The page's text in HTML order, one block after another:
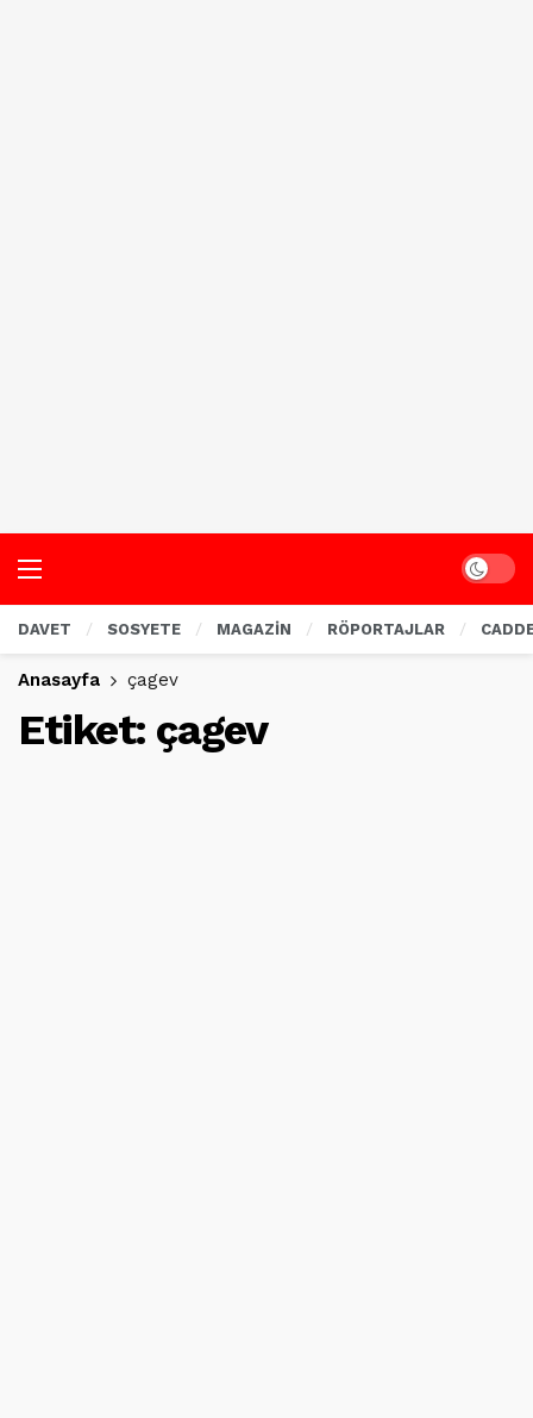
Dark
DAVET SOSYETE MAGAZİN RÖPORTAJLAR
Anasayfa çagev
Etiket: çagev